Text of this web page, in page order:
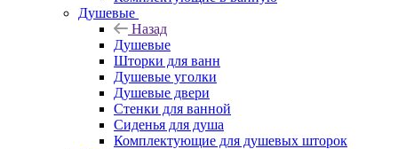
Душевые
Назад
Душевые
Шторки для ванн
Душевые уголки
Душевые двери
Стенки для ванной
Сиденья для душа
Комплектующие для душевых шторок